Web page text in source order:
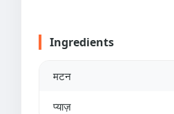
Ingredients
मटन
प्याज़